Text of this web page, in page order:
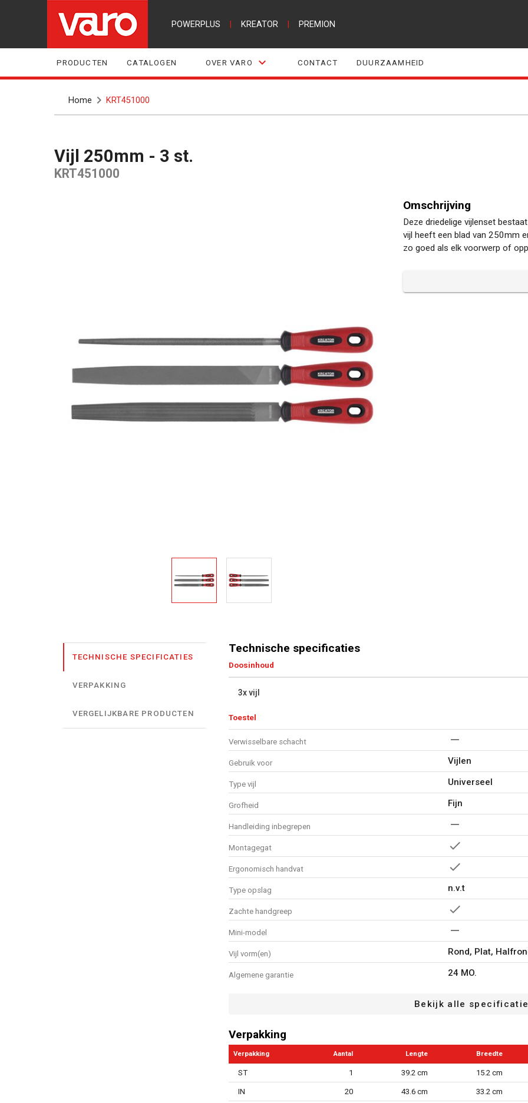
POWERPLUS KREATOR PREMION
PRODUCTEN CATALOGEN OVER VARO CONTACT DUURZAAMHEID
Home KRT451000
Vijl 250mm - 3 st.
KRT451000
Omschrijving
Deze driedelige vijlenset
vijl heeft een blad van 250mm
zo goed als elk voorwerp of
TECHNISCHE SPECIFICATIES
VERPAKKING
VERGELIJKBARE PRODUCTEN
Technische specificaties
Doosinhoud
3x vijl
Toestel
Verwisselbare schacht
Gebruik voor Vijlen
Type vijl Universeel
Grofheid Fijn
Handleiding inbegrepen
Montagegat
Ergonomisch handvat
Type opslag n.v.t
Zachte handgreep
Mini-model
Vijl vorm(en) Rond, Plat,
Algemene garantie 24 MO.
Bekijk alle
Verpakking
Verpakking Aantal Lengte Breedte
ST 1 39.2 cm 15.2 cm
IN 20 43.6 cm 33.2 cm